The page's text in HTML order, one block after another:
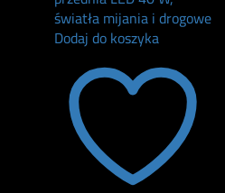
Dodaj do koszyka